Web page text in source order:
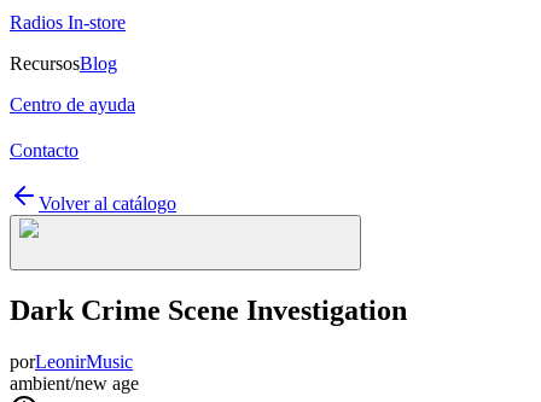
Radios In-store
RecursosBlog
Centro de ayuda
Contacto
Volver al catálogo
Dark Crime Scene Investigation
porLeonirMusic
ambient/new age